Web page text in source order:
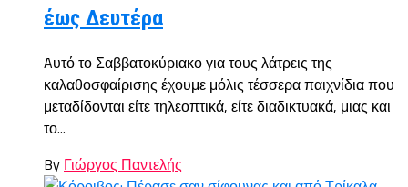
έως Δευτέρα
Aυτό το Σαββατοκύριακο για τους λάτρεις της
καλαθοσφαίρισης έχουμε μόλις τέσσερα παιχνίδια που
μεταδίδονται είτε τηλεοπτικά, είτε διαδικτυακά, μιας και
το...
By Γιώργος Παντελής